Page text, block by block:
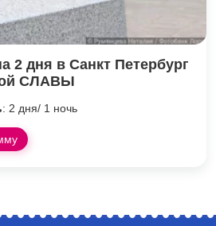
2 дня в Санкт Петербург
СЛАВЫ
: 2 дня/ 1 ночь